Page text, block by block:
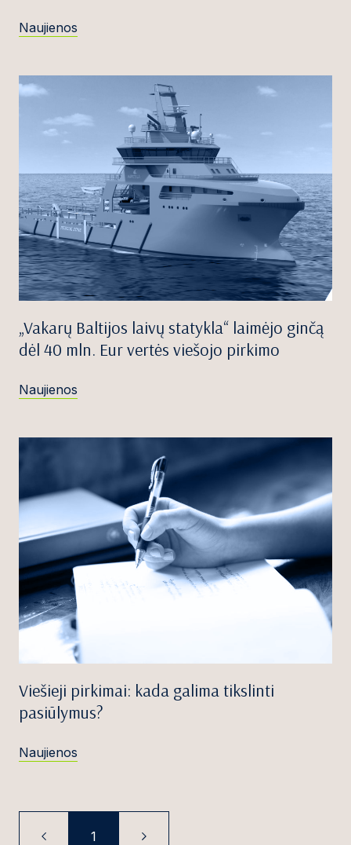
Naujienos
„Vakarų Baltijos laivų statykla“ laimėjo ginčą
dėl 40 mln. Eur vertės viešojo pirkimo
Naujienos
Viešieji pirkimai: kada galima tikslinti
pasiūlymus?
Naujienos
1